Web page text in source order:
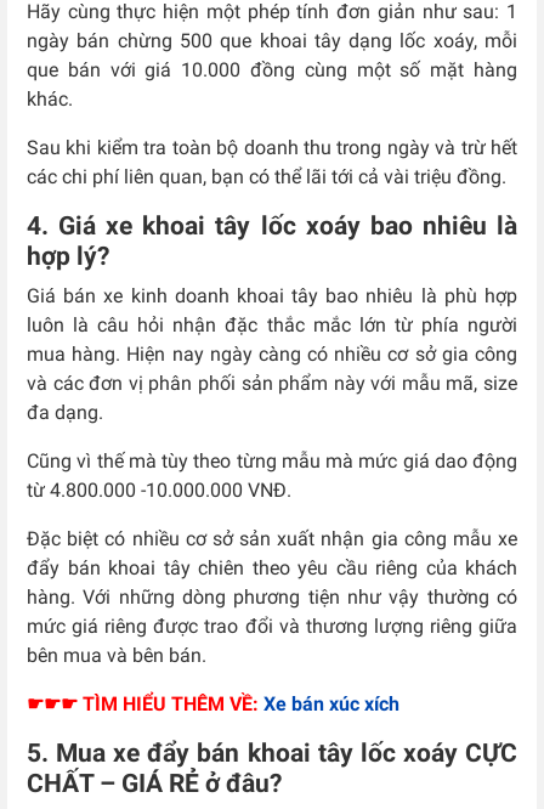
Hãy cùng thực hiện một phép tính đơn giản như sau: 1
ngày bán chừng 500 que khoai tây dạng lốc xoáy, mỗi
que bán với giá 10.000 đồng cùng một số mặt hàng
khác.
Sau khi kiểm tra toàn bộ doanh thu trong ngày và trừ hết
các chi phí liên quan, bạn có thể lãi tới cả vài triệu đồng.
4. Giá xe khoai tây lốc xoáy bao nhiêu là
hợp lý?
Giá bán xe kinh doanh khoai tây bao nhiêu là phù hợp
luôn là câu hỏi nhận đặc thắc mắc lớn từ phía người
mua hàng. Hiện nay ngày càng có nhiều cơ sở gia công
và các đơn vị phân phối sản phẩm này với mẫu mã, size
đa dạng.
Cũng vì thế mà tùy theo từng mẫu mà mức giá dao động
từ 4.800.000 -10.000.000 VNĐ.
Đặc biệt có nhiều cơ sở sản xuất nhận gia công mẫu xe
đẩy bán khoai tây chiên theo yêu cầu riêng của khách
hàng. Với những dòng phương tiện như vậy thường có
mức giá riêng được trao đổi và thương lượng riêng giữa
bên mua và bên bán.
☛☛☛ TÌM HIỂU THÊM VỀ: Xe bán xúc xích
5. Mua xe đẩy bán khoai tây lốc xoáy CỰC
CHẤT – GIÁ RẺ ở đâu?